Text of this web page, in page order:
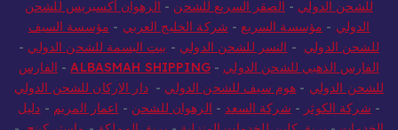
للشحن الدولي - الصقر السريع للشحن - الرهوان أكسبريس للشحن
الدولي - مؤسسة السريع - شركة الخليج العربي - مؤسسة السيف
للشحن الدولي - النسر للشحن الدولي - بيت البسمة للشحن الدولي -
الفارس الذهبي للشحن الدولي -
ALBASMAH SHIPPING
- الفارس
للشحن الدولي - هوم سيف للشحن الدولي -دار الاركان للشحن الدولي
- شركة الكوثر - شركة السعد - الرهوان للشحن - اعمار المريم - دليل